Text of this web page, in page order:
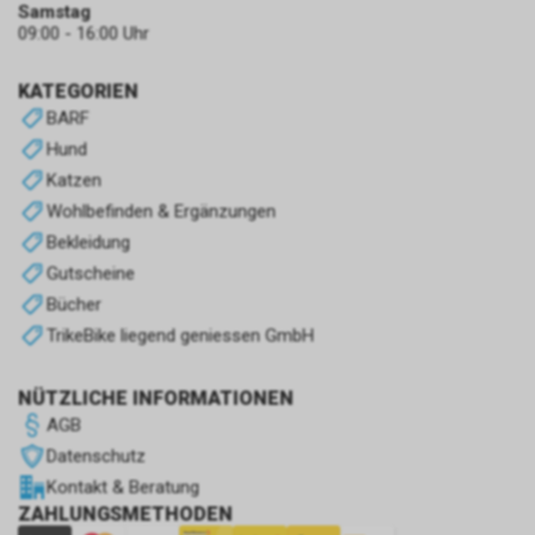
KATEGORIEN
BARF
Hund
Katzen
Wohlbefinden & Ergänzungen
Bekleidung
Gutscheine
Bücher
TrikeBike liegend geniessen GmbH
NÜTZLICHE INFORMATIONEN
AGB
Datenschutz
Kontakt & Beratung
ZAHLUNGSMETHODEN
Samstag
09:00 - 16:00 Uhr